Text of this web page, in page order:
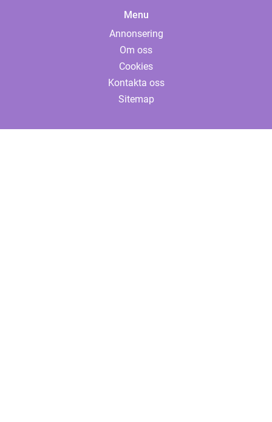
Menu
Annonsering
Om oss
Cookies
Kontakta oss
Sitemap